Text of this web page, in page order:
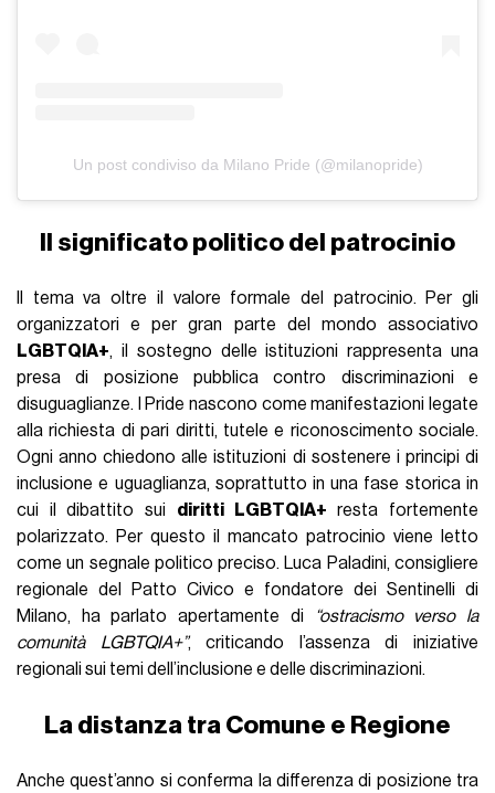
Un post condiviso da Milano Pride (@milanopride)
Il significato politico del patrocinio
Il tema va oltre il valore formale del patrocinio. Per gli
organizzatori e per gran parte del mondo associativo
LGBTQIA+, il sostegno delle istituzioni rappresenta una
presa di posizione pubblica contro discriminazioni e
disuguaglianze. I Pride nascono come manifestazioni legate
alla richiesta di pari diritti, tutele e riconoscimento sociale.
Ogni anno chiedono alle istituzioni di sostenere i principi di
inclusione e uguaglianza, soprattutto in una fase storica in
cui il dibattito sui diritti LGBTQIA+ resta fortemente
polarizzato. Per questo il mancato patrocinio viene letto
come un segnale politico preciso. Luca Paladini, consigliere
regionale del Patto Civico e fondatore dei Sentinelli di
Milano, ha parlato apertamente di “ostracismo verso la
comunità LGBTQIA+”, criticando l’assenza di iniziative
regionali sui temi dell’inclusione e delle discriminazioni.
La distanza tra Comune e Regione
Anche quest’anno si conferma la differenza di posizione tra